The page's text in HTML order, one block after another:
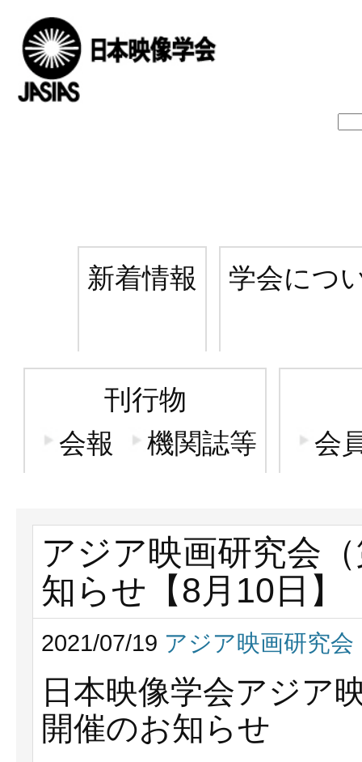
新着情報 学会につ
刊行物
会報
機関誌等 会
アジア映画研究会
知らせ【8月10日】
2021/07/19 アジア映画研究会
日本映像学会アジア
開催のお知らせ